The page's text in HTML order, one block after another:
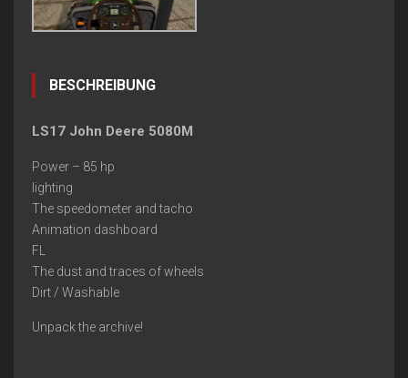
BESCHREIBUNG
LS17 John Deere 5080M
Power – 85 hp
lighting
The speedometer and tacho
Animation dashboard
FL
The dust and traces of wheels
Dirt / Washable
Unpack the archive!